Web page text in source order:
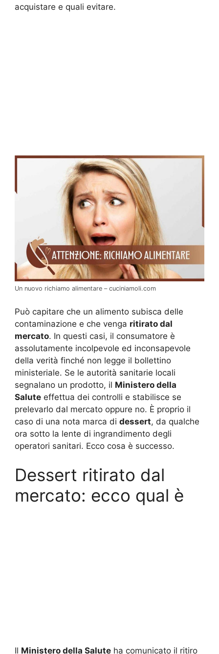
acquistare e quali evitare.
Un nuovo richiamo alimentare – cuciniamoli.com
Può capitare che un alimento subisca delle
contaminazione e che venga ritirato dal
mercato. In questi casi, il consumatore è
assolutamente incolpevole ed inconsapevole
della verità finché non legge il bollettino
ministeriale. Se le autorità sanitarie locali
segnalano un prodotto, il Ministero della
Salute effettua dei controlli e stabilisce se
prelevarlo dal mercato oppure no. È proprio il
caso di una nota marca di dessert, da qualche
ora sotto la lente di ingrandimento degli
operatori sanitari. Ecco cosa è successo.
Dessert ritirato dal
mercato: ecco qual è
Il Ministero della Salute ha comunicato il ritiro